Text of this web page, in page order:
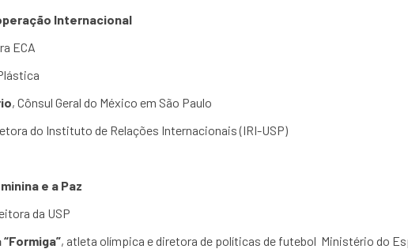
Internacional
ECA
, Cônsul Geral do México em São Paulo
do Instituto de Relações Internacionais (IRI-USP)
e a Paz
da USP
, atleta olímpica e diretora de políticas de futebol Ministério do